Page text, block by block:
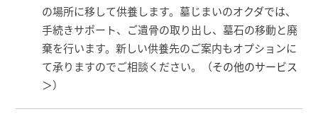
の場所に移して供養します。墓じまいのオクダでは、
手続きサポート、ご遺骨の取り出し、墓石の移動と廃
棄を行います。新しい供養先のご案内もオプションに
て承りますのでご相談ください。（その他のサービス
＞）